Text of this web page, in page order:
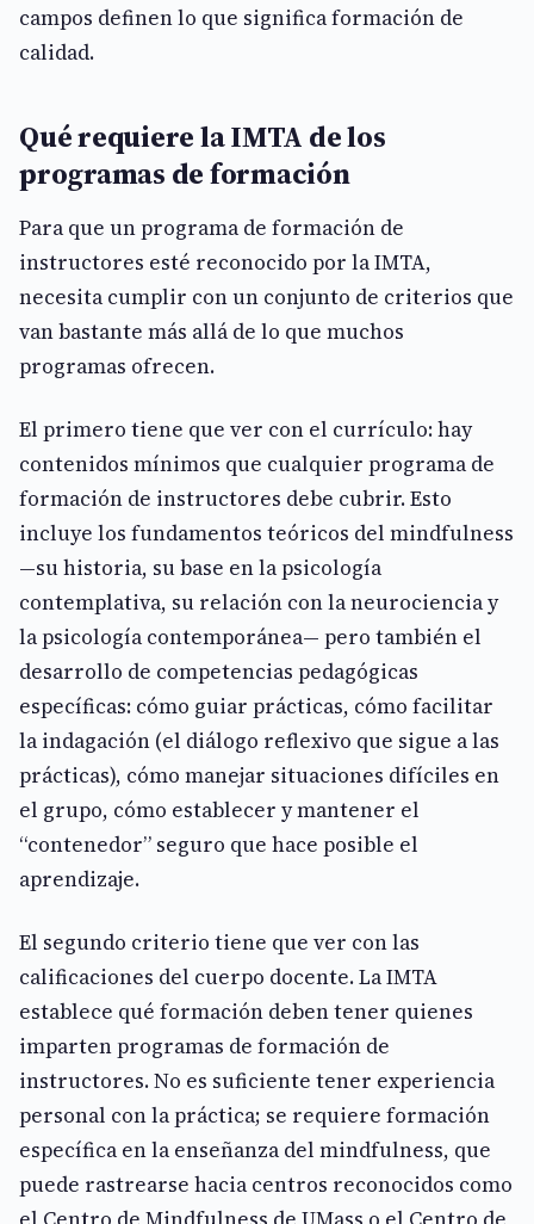
campos definen lo que significa formación de
calidad.
Qué requiere la IMTA de los
programas de formación
Para que un programa de formación de
instructores esté reconocido por la IMTA,
necesita cumplir con un conjunto de criterios que
van bastante más allá de lo que muchos
programas ofrecen.
El primero tiene que ver con el currículo: hay
contenidos mínimos que cualquier programa de
formación de instructores debe cubrir. Esto
incluye los fundamentos teóricos del mindfulness
—su historia, su base en la psicología
contemplativa, su relación con la neurociencia y
la psicología contemporánea— pero también el
desarrollo de competencias pedagógicas
específicas: cómo guiar prácticas, cómo facilitar
la indagación (el diálogo reflexivo que sigue a las
prácticas), cómo manejar situaciones difíciles en
el grupo, cómo establecer y mantener el
“contenedor” seguro que hace posible el
aprendizaje.
El segundo criterio tiene que ver con las
calificaciones del cuerpo docente. La IMTA
establece qué formación deben tener quienes
imparten programas de formación de
instructores. No es suficiente tener experiencia
personal con la práctica; se requiere formación
específica en la enseñanza del mindfulness, que
puede rastrearse hacia centros reconocidos como